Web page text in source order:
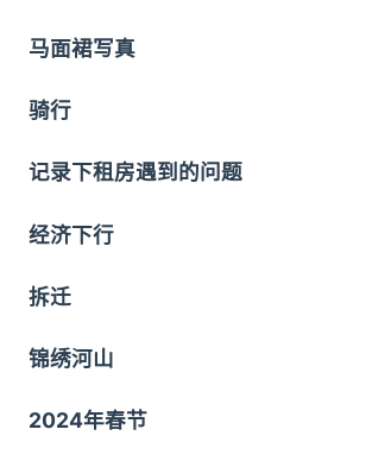
马面裙写真
骑行
记录下租房遇到的问题
经济下行
拆迁
锦绣河山
2024年春节